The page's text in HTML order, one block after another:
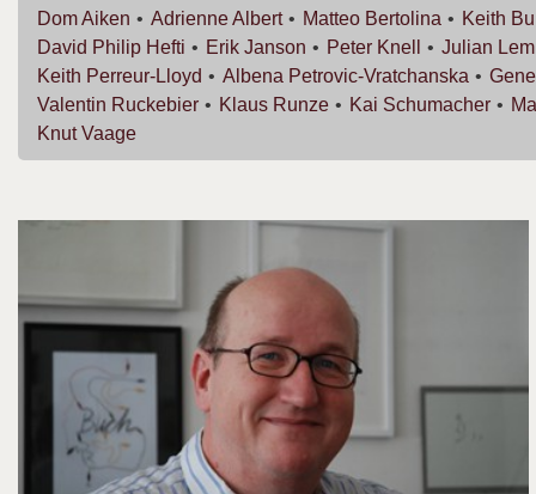
DomAiken AdrienneAlbert Matteo Bertolina Keith
David Philip Hefti Erik Janson Peter Knell Julian
Keith Perreur-Lloyd Albena Petrovic-Vratchanska
Valentin Ruckebier Klaus Runze Kai Schumacher
KnutVaage